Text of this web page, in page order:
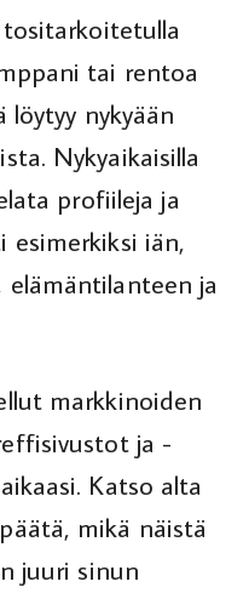
tai rentoa
löytyy nykyään
Nykyaikaisilla
profiileja ja
esimerkiksi iän,
ja
markkinoiden
ja -
Katso alta
mikä näistä
juuri sinun